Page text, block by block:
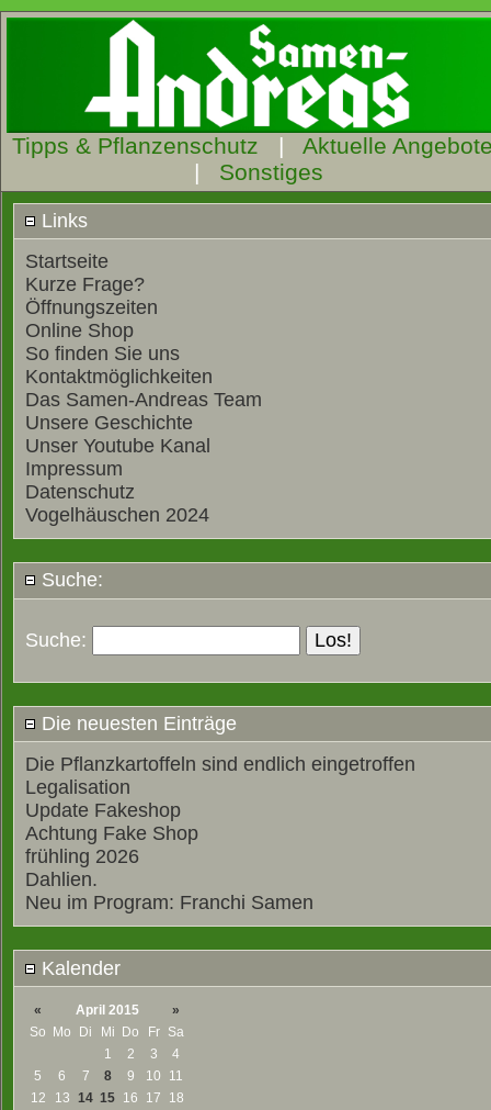
Tipps & Pflanzenschutz | Aktuelle
| Sonstiges
Links
Startseite
Kurze Frage?
Öffnungszeiten
Online Shop
So finden Sie uns
Kontaktmöglichkeiten
Das Samen-Andreas Team
Unsere Geschichte
Unser Youtube Kanal
Impressum
Datenschutz
Vogelhäuschen 2024
Suche:
Suche:
Die neuesten Einträge
Die Pflanzkartoffeln sind endlich eingetroffen
Legalisation
Update Fakeshop
Achtung Fake Shop
frühling 2026
Dahlien.
Neu im Program: Franchi Samen
Kalender
« April 2015
»
So Mo Di Mi Do Fr
Sa
1
2 3
4
5
6 7 8 9 10
11
12
13 14 15 16 17
18